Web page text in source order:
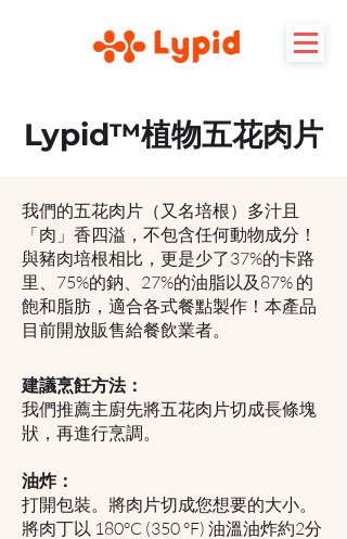
Lypid™植物五花肉片
我們的五花肉片（又名培根）多汁且
「肉」香四溢，不包含任何動物成分！
與豬肉培根相比，更是少了37%的卡路
里、75%的鈉、27%的油脂以及87% 的
飽和脂肪，適合各式餐點製作！本產品
目前開放販售給餐飲業者。
建議烹飪方法：
我們推薦主廚先將五花肉片切成長條塊
狀，再進行烹調。
油炸：
打開包裝。將肉片切成您想要的大小。
將肉丁以 180°C (350 °F) 油溫油炸約2分